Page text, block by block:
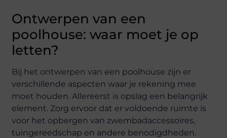
Ontwerpen van een
poolhouse: waar moet je op
letten?
Bij het ontwerpen van een poolhouse zijn er
verschillende aspecten waar je rekening mee
moet houden. Allereerst is opslag een belangrijk
element. Zorg ervoor dat er voldoende ruimte is
voor het opbergen van zwembadaccessoires,
tuingereedschap en andere benodigdheden.